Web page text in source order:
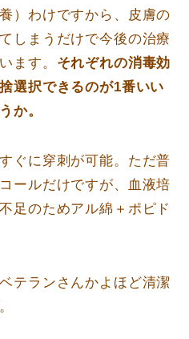
）わけですから、皮膚の
しまうだけで今後の治療
ます。 それぞれの消毒効
選択できるのが1番いい
か。
ぐに穿刺が可能。ただ普
ールだけですが、血液培
足のためアル綿＋ポピド
テランさんかよほど清潔